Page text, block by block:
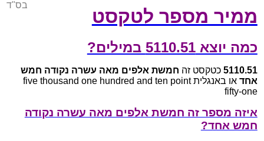
ממיר מספר לטקסט
בס"ד
כמה יוצא 5110.51 במילים?
5110.51 כטקסט זה חמשת אלפים מאה עשרה נקודה חמש
אחד
או באנגלית five thousand one hundred and ten point
fifty-one
איזה מספר זה חמשת אלפים מאה עשרה נקודה
חמש אחד?